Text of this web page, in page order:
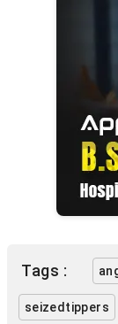
Tags :
seizedtippers